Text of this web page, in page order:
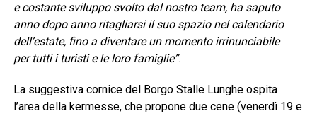
ecostantesviluppo svolto dal nostro team, ha saputo
anno dopo anno ritagliarsi il suo spazio nel calendario
dell’estate, fino a diventare un momento irrinunciabile
pertuttii turisti e le loro famiglie”.
La suggestiva cornice del Borgo Stalle Lunghe ospita
l’area della kermesse, che propone due cene (venerdì 19 e